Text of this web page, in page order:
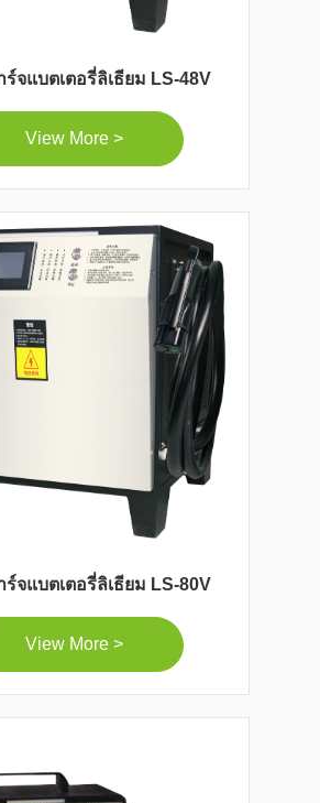
ร์จแบตเตอรี่ลิเธียม LS-48V
View More >
ร์จแบตเตอรี่ลิเธียม LS-80V
View More >